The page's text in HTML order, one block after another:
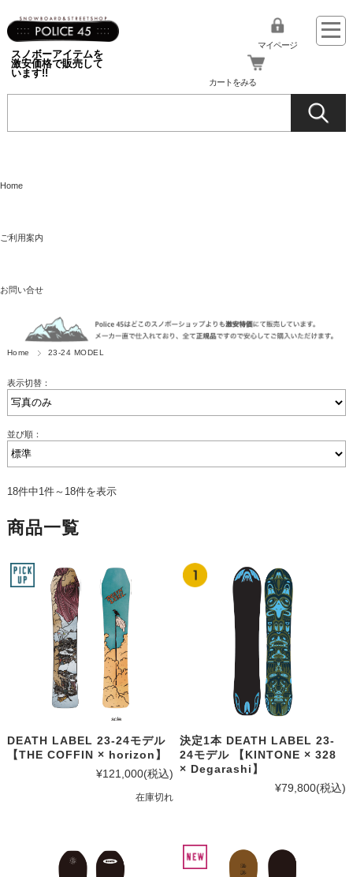
スノボーアイテムを
激安価格で販売して
います!!
マイページ
カートをみる
Home
ご利用案内
お問い合せ
Home 23-24 MODEL
表示切替：
並び順：
18件中1件～18件を表示
商品一覧
DEATH LABEL 23-24モデル
【THE COFFIN × horizon】
¥121,000(税込)
在庫切れ
決定1本 DEATH LABEL 23-
24モデル 【KINTONE × 328
× Degarashi】
¥79,800(税込)